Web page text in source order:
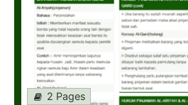
2 Pages